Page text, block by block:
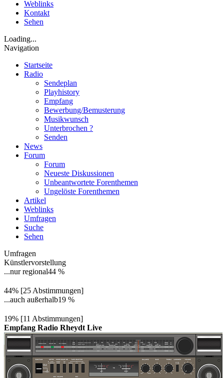
Weblinks
Kontakt
Sehen
Loading...
Navigation
Startseite
Radio
Sendeplan
Playhistory
Empfang
Bewerbung/Bemusterung
Musikwunsch
Unterbrochen ?
Senden
News
Forum
Forum
Neueste Diskussionen
Unbeantwortete Forenthemen
Ungelöste Forenthemen
Artikel
Weblinks
Umfragen
Suche
Sehen
Umfragen
Künstlervorstellung
...nur regional44 %
44% [25 Abstimmungen]
...auch außerhalb19 %
19% [11 Abstimmungen]
Empfang Radio Rheydt Live